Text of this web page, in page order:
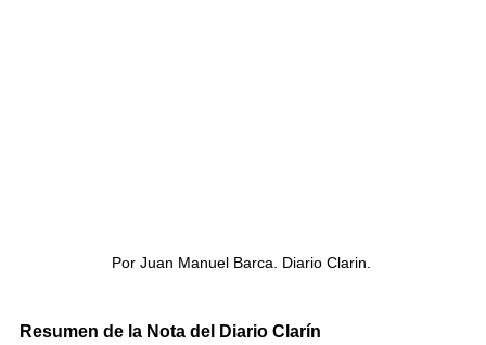
Por Juan Manuel Barca. Diario Clarin.
Resumen de la Nota del Diario Clarín